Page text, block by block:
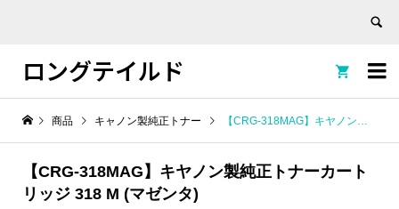

ロングテイルド 
商品 キャノン製純正トナー 【CRG-318MAG】キヤノン製純正トナーカートリッジ 318 M (マゼンタ)
【CRG-318MAG】キヤノン製純正トナーカート
リッジ 318 M (マゼンタ)